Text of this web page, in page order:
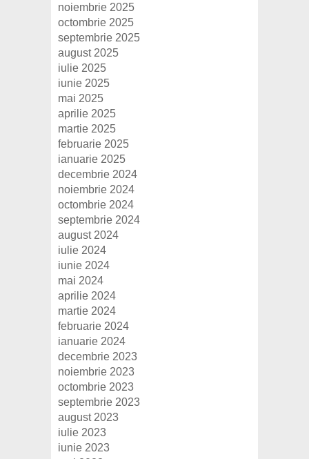
noiembrie 2025
octombrie 2025
septembrie 2025
august 2025
iulie 2025
iunie 2025
mai 2025
aprilie 2025
martie 2025
februarie 2025
ianuarie 2025
decembrie 2024
noiembrie 2024
octombrie 2024
septembrie 2024
august 2024
iulie 2024
iunie 2024
mai 2024
aprilie 2024
martie 2024
februarie 2024
ianuarie 2024
decembrie 2023
noiembrie 2023
octombrie 2023
septembrie 2023
august 2023
iulie 2023
iunie 2023